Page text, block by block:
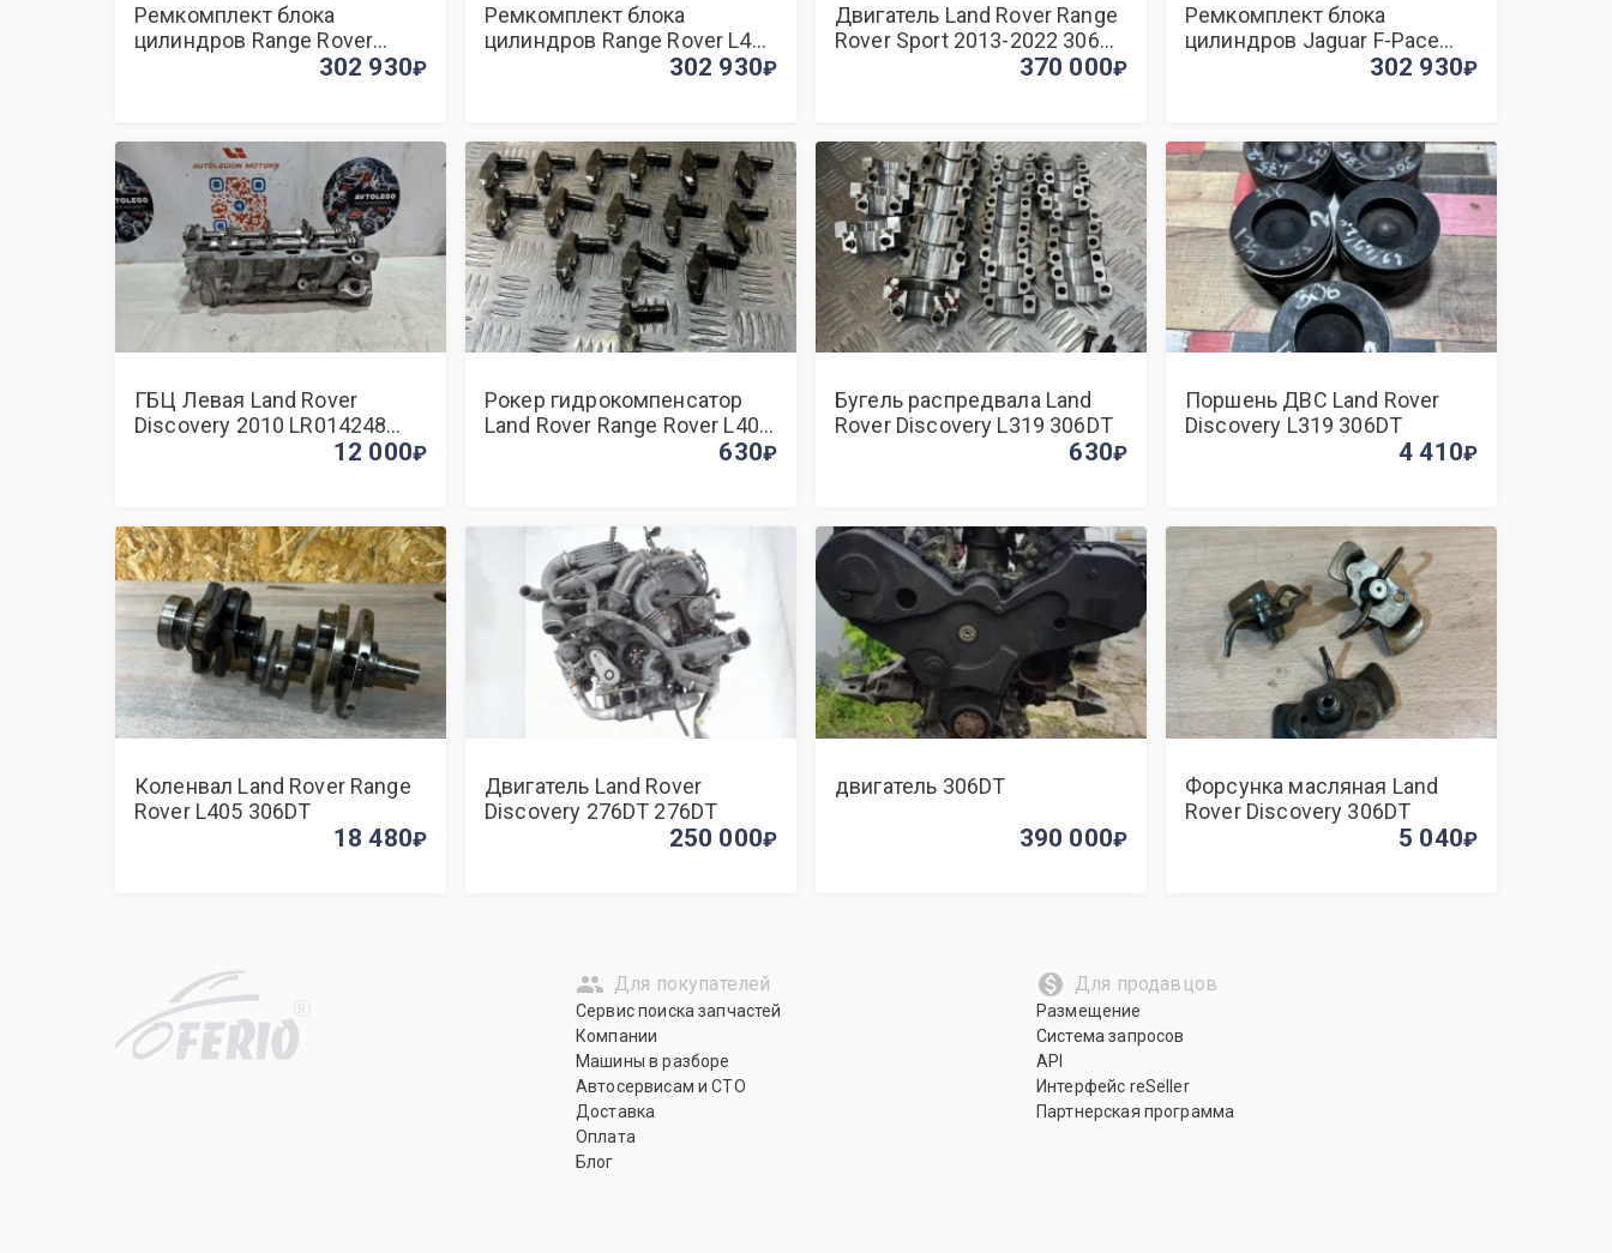
Ремкомплект блока
цилиндров Range Rover
302 930
Ремкомплект блока
цилиндров Range Rover L405
302 930
Двигатель Land Rover Range
Rover Sport 2013-2022 306DT
370 000
Ремкомплект блока
цилиндров Jaguar F-Pace
302 930
ГБЦ Левая Land Rover
Discovery 2010 LR014248
12 000
Рокер гидрокомпенсатор
Land Rover Range Rover L405
630
Бугель распредвала Land
Rover Discovery L319 306DT
630
Поршень ДВС Land Rover
Discovery L319 306DT
4 410
Коленвал Land Rover Range
Rover L405 306DT
18 480
Двигатель Land Rover
Discovery 276DT 276DT
250 000
двигатель 306DT
390 000
Форсунка масляная Land
Rover Discovery 306DT
5 040
R
Для покупателей
Сервис поиска запчастей
Компании
Машины в разборе
Автосервисам и СТО
Доставка
Оплата
Блог
Для продавцов
Размещение
Система запросов
API
Интерфейс reSeller
Партнерская программа